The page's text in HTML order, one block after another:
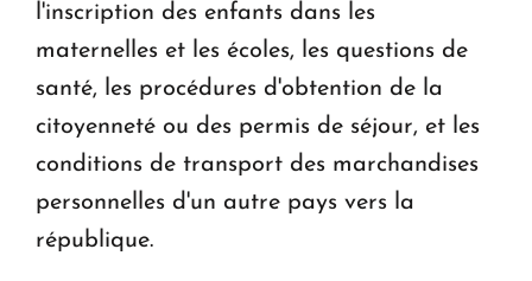
l'inscription des enfants dans les
maternelles et les écoles, les questions de
santé, les procédures d'obtention de la
citoyenneté ou des permis de séjour, et les
conditions de transport des marchandises
personnelles d'un autre pays vers la
république.